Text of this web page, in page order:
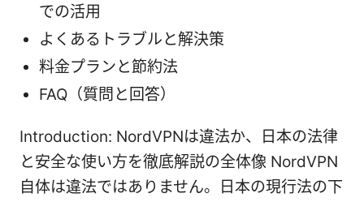
での活用
よくあるトラブルと解決策
料金プランと節約法
FAQ（質問と回答）
Introduction: NordVPNは違法か、日本の法律
と安全な使い方を徹底解説の全体像 NordVPN
自体は違法ではありません。日本の現行法の下